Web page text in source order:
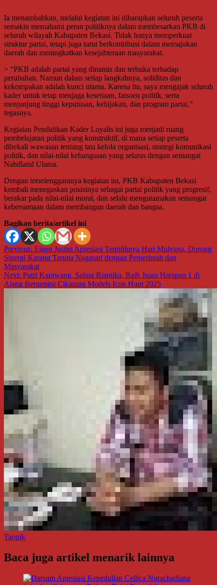
Ia menambahkan, melalui kegiatan ini diharapkan seluruh peserta
semakin memahami peran politiknya dalam membesarkan PKB di
seluruh wilayah Kabupaten Bekasi. Tidak hanya memperkuat
struktur partai, tetapi juga turut berkontribusi dalam memajukan
daerah dan meningkatkan kesejahteraan masyarakat.
> “PKB adalah partai yang dinamis dan terbuka terhadap
perubahan. Namun dalam setiap langkahnya, soliditas dan
kekompakan adalah kunci utama. Karena itu, saya mengajak seluruh
kader untuk tetap menjaga kesetiaan, fatsoen politik, serta
menjunjung tinggi keputusan, kebijakan, dan program partai,”
tegasnya.
Kegiatan Pendidikan Kader Loyalis ini juga menjadi ruang
pembelajaran politik yang konstruktif, di mana setiap peserta
dibekali wawasan tentang tata kelola organisasi, strategi komunikasi
politik, dan nilai-nilai kebangsaan yang selaras dengan semangat
Nahdlatul Ulama.
Dengan terselenggaranya kegiatan ini, PKB Kabupaten Bekasi
kembali menegaskan posisinya sebagai partai politik yang progresif,
berakar pada nilai-nilai moral, dan selalu mengutamakan semangat
kebersamaan dalam membangun daerah dan bangsa.
Bagikan berita/artikel ini
Navigasi
pos
Previous: Eigen Justisi Apresiasi Terpilihnya Hari Mulyana, Dorong
Sinergi Karang Taruna Nagasari dengan Pemerintah dan
Masyarakat
Next: Putri Karawang, Salma Riantika, Raih Juara Harapan 1 di
Ajang Bergengsi Cikarang Models Icon Hunt 2025
Taopik
Baca juga artikel menarik lainnya